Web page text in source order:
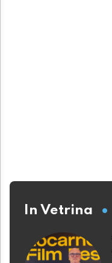
In Vetrina